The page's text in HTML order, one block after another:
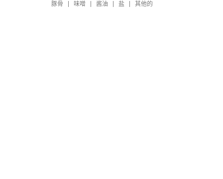
豚骨
味噌 酱油 盐 其他的